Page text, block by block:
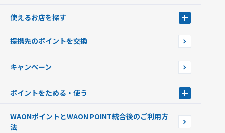
WAONを申込む
インターネット上でのお買い物について（ネット決済）
使えるお店を探す
店舗検索
イオン銀行ATM設置場所
提携先のポイントを交換
キャンペーン
ポイントをためる・使う
ポイントの有効期限について
WAONポイントとWAON POINT統合後のご利用方
法